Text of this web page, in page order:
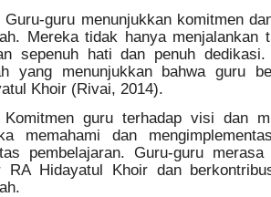
Guru-guru menunjukkan komitmen
Mereka tidak hanya menjalankan
sepenuh hati dan penuh
yang menunjukkan bahwa guru
Khoir (Rivai, 2014).
Komitmen guru terhadap visi dan
memahami dan
pembelajaran. Guru-guru
RA Hidayatul Khoir dan